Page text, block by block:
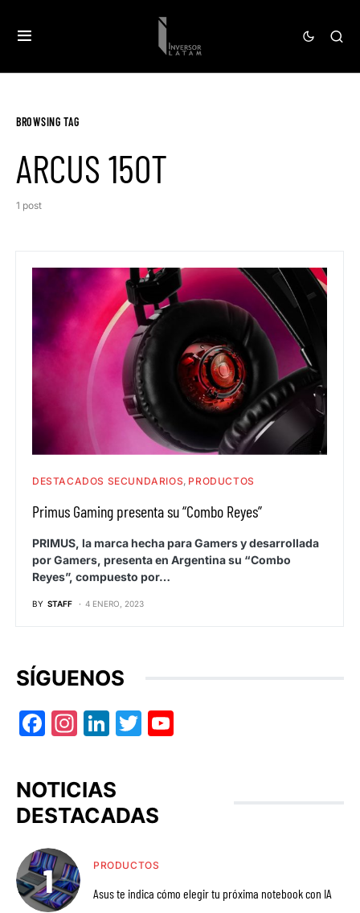
BROWSING TAG
ARCUS 150T
1 post
DESTACADOS SECUNDARIOS PRODUCTOS
Primus Gaming presenta su “Combo Reyes”
PRIMUS, la marca hecha para Gamers y desarrollada
por Gamers, presenta en Argentina su “Combo
Reyes”, compuesto por…
BY STAFF 4 ENERO, 2023
SÍGUENOS
Facebook
Instagram
LinkedIn
Twitter
NOTICIAS
DESTACADAS
PRODUCTOS
Asus te indica cómo elegir tu próxima notebook con IA